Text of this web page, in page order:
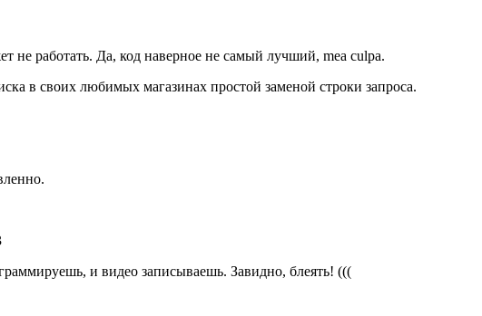
не работать. Да, код наверное не самый лучший, mea culpa.
в своих любимых магазинах простой заменой строки запроса.
и видео записываешь. Завидно, блеять! (((